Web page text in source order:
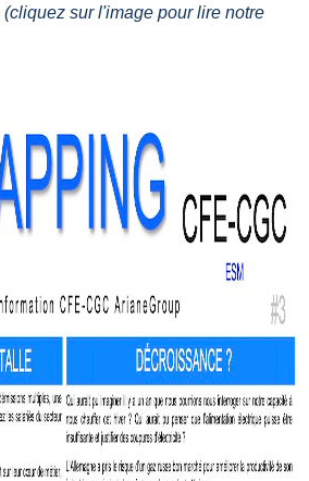
(cliquez sur l'image pour lire notre